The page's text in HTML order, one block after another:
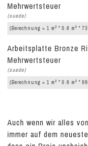
Mehrwertsteuer
(suede)
(Berechnung = 1 m 2 * 0.6 m 2 *
Arbeitsplatte Bronze
Mehrwertsteuer
(suede)
(Berechnung = 1 m 2 * 0.6 m 2 *
Auch wenn wir alles
immer auf dem